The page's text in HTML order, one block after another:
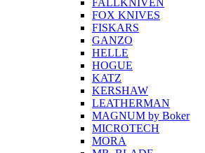
FALLKNIVEN
FOX KNIVES
FISKARS
GANZO
HELLE
HOGUE
KATZ
KERSHAW
LEATHERMAN
MAGNUM by Boker
MICROTECH
MORA